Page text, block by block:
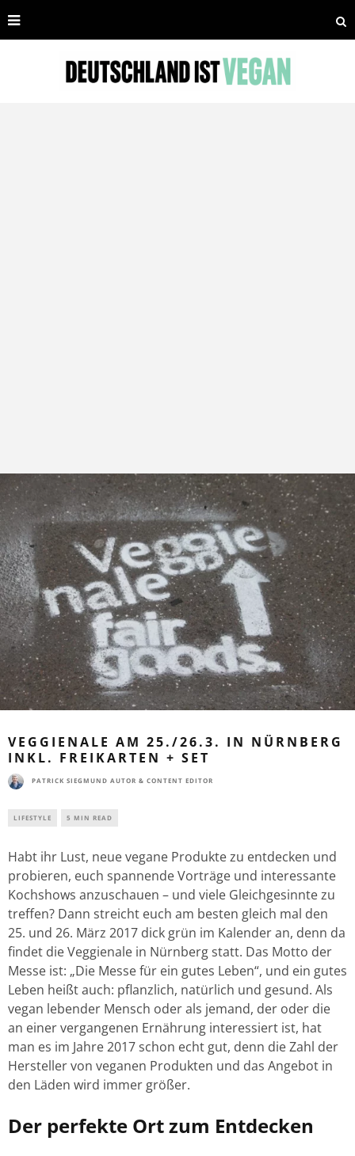
VEGGIENALE AM 25./26.3. IN NÜRNBERG
INKL. FREIKARTEN + SET
PATRICK SIEGMUND AUTOR & CONTENT EDITOR
LIFESTYLE 5 MIN READ
Habt ihr Lust, neue vegane Produkte zu entdecken und
probieren, euch spannende Vorträge und interessante
Kochshows anzuschauen – und viele Gleichgesinnte zu
treffen? Dann streicht euch am besten gleich mal den
25. und 26. März 2017 dick grün im Kalender an, denn da
findet die Veggienale in Nürnberg statt. Das Motto der
Messe ist: „Die Messe für ein gutes Leben“, und ein gutes
Leben heißt auch: pflanzlich, natürlich und gesund. Als
vegan lebender Mensch oder als jemand, der oder die
an einer vergangenen Ernährung interessiert ist, hat
man es im Jahre 2017 schon echt gut, denn die Zahl der
Hersteller von veganen Produkten und das Angebot in
den Läden wird immer größer.
Der perfekte Ort zum Entdecken